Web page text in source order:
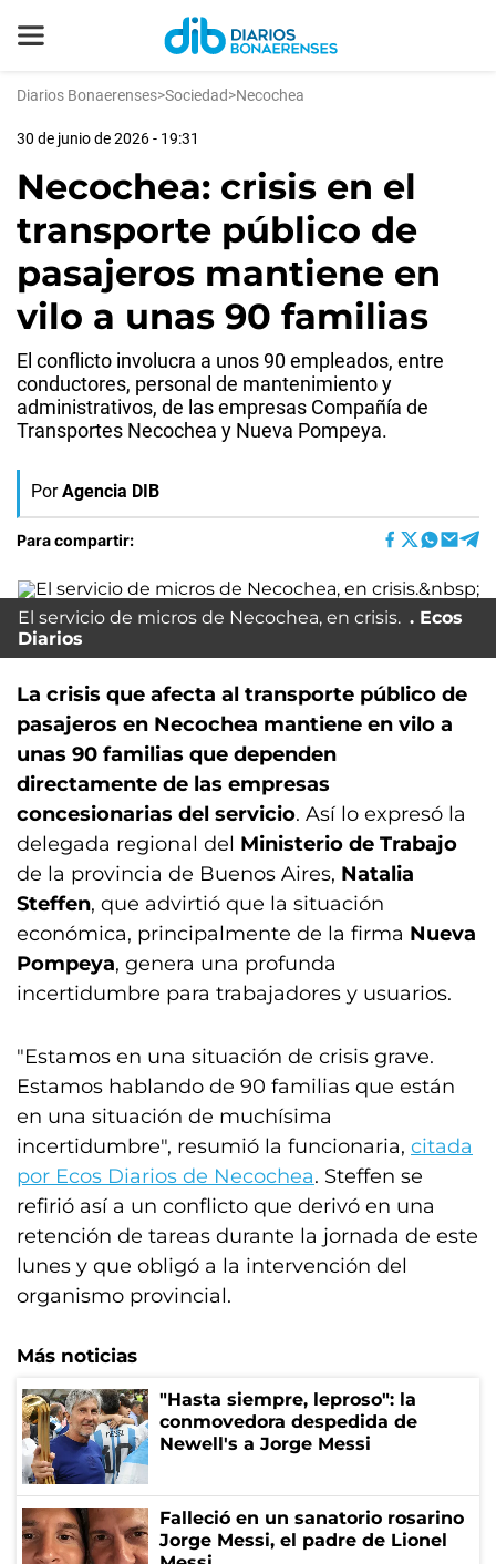
Diarios Bonaerenses>Sociedad>Necochea
30 de junio de 2026 - 19:31
Necochea: crisis en el
transporte público de
pasajeros mantiene en
vilo a unas 90 familias
El conflicto involucra a unos 90 empleados, entre
conductores, personal de mantenimiento y
administrativos, de las empresas Compañía de
Transportes Necochea y Nueva Pompeya.
Por Agencia DIB
Para compartir:
El servicio de micros de Necochea, en crisis.
Ecos
Diarios
La crisis que afecta al transporte público de
pasajeros en Necochea mantiene en vilo a
unas 90 familias que dependen
directamente de las empresas
concesionarias del servicio. Así lo expresó la
delegada regional del Ministerio de Trabajo
de la provincia de Buenos Aires, Natalia
Steffen, que advirtió que la situación
económica, principalmente de la firma Nueva
Pompeya, genera una profunda
incertidumbre para trabajadores y usuarios.
"Estamos en una situación de crisis grave.
Estamos hablando de 90 familias que están
en una situación de muchísima
incertidumbre", resumió la funcionaria, citada
por Ecos Diarios de Necochea. Steffen se
refirió así a un conflicto que derivó en una
retención de tareas durante la jornada de este
lunes y que obligó a la intervención del
organismo provincial.
Más noticias
"Hasta siempre, leproso": la
conmovedora despedida de
Newell's a Jorge Messi
Falleció en un sanatorio rosarino
Jorge Messi, el padre de Lionel